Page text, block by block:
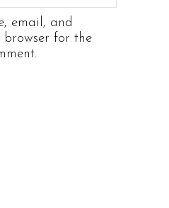
email, and
browser for the